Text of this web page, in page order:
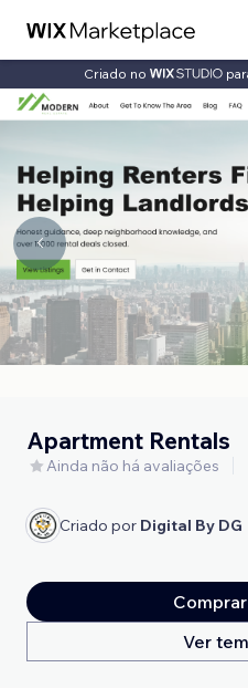
Criado no
Apartment Rentals
Ainda não há avaliações
Criado por Digital By DG
Ver